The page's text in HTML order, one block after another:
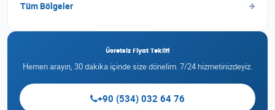
Tüm Bölgeler
Ücretsiz Fiyat Teklifi
Hemen arayın, 30 dakika içinde size dönelim. 7/24 hizmetinizdeyiz.
+90 (534) 032 64 76